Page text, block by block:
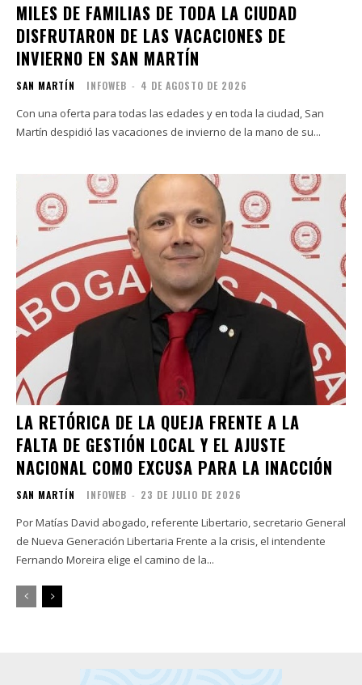
MILES DE FAMILIAS DE TODA LA CIUDAD
DISFRUTARON DE LAS VACACIONES DE
INVIERNO EN SAN MARTÍN
SAN MARTÍN INFOWEB - 4 DE AGOSTO DE 2026
Con una oferta para todas las edades y en toda la ciudad, San
Martín despidió las vacaciones de invierno de la mano de su...
LA RETÓRICA DE LA QUEJA FRENTE A LA
FALTA DE GESTIÓN LOCAL Y EL AJUSTE
NACIONAL COMO EXCUSA PARA LA INACCIÓN
SAN MARTÍN INFOWEB - 23 DE JULIO DE 2026
Por Matías David abogado, referente Libertario, secretario General
de Nueva Generación Libertaria Frente a la crisis, el intendente
Fernando Moreira elige el camino de la...